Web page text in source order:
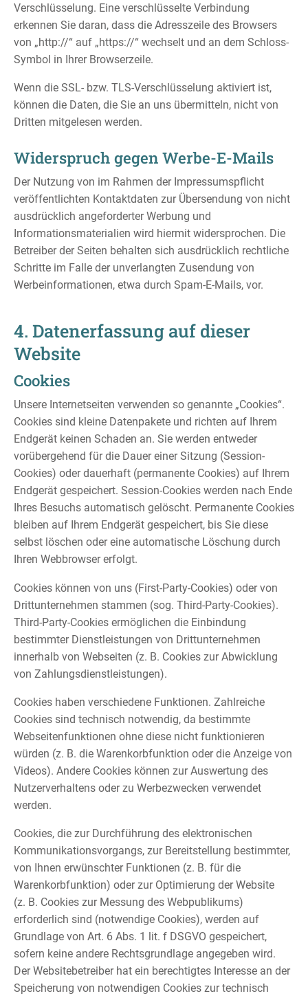
Verschlüsselung. Eine verschlüsselte Verbindung
erkennen Sie daran, dass die Adresszeile des Browsers
von „http://“ auf „https://“ wechselt und an dem Schloss-
Symbol in Ihrer Browserzeile.
Wenn die SSL- bzw. TLS-Verschlüsselung aktiviert ist,
können die Daten, die Sie an uns übermitteln, nicht von
Dritten mitgelesen werden.
Widerspruch gegen Werbe-E-Mails
Der Nutzung von im Rahmen der Impressumspflicht
veröffentlichten Kontaktdaten zur Übersendung von nicht
ausdrücklich angeforderter Werbung und
Informationsmaterialien wird hiermit widersprochen. Die
Betreiber der Seiten behalten sich ausdrücklich rechtliche
Schritte im Falle der unverlangten Zusendung von
Werbeinformationen, etwa durch Spam-E-Mails, vor.
4. Datenerfassung auf dieser
Website
Cookies
Unsere Internetseiten verwenden so genannte „Cookies“.
Cookies sind kleine Datenpakete und richten auf Ihrem
Endgerät keinen Schaden an. Sie werden entweder
vorübergehend für die Dauer einer Sitzung (Session-
Cookies) oder dauerhaft (permanente Cookies) auf Ihrem
Endgerät gespeichert. Session-Cookies werden nach Ende
Ihres Besuchs automatisch gelöscht. Permanente Cookies
bleiben auf Ihrem Endgerät gespeichert, bis Sie diese
selbst löschen oder eine automatische Löschung durch
Ihren Webbrowser erfolgt.
Cookies können von uns (First-Party-Cookies) oder von
Drittunternehmen stammen (sog. Third-Party-Cookies).
Third-Party-Cookies ermöglichen die Einbindung
bestimmter Dienstleistungen von Drittunternehmen
innerhalb von Webseiten (z. B. Cookies zur Abwicklung
von Zahlungsdienstleistungen).
Cookies haben verschiedene Funktionen. Zahlreiche
Cookies sind technisch notwendig, da bestimmte
Webseitenfunktionen ohne diese nicht funktionieren
würden (z. B. die Warenkorbfunktion oder die Anzeige von
Videos). Andere Cookies können zur Auswertung des
Nutzerverhaltens oder zu Werbezwecken verwendet
werden.
Cookies, die zur Durchführung des elektronischen
Kommunikationsvorgangs, zur Bereitstellung bestimmter,
von Ihnen erwünschter Funktionen (z. B. für die
Warenkorbfunktion) oder zur Optimierung der Website
(z. B. Cookies zur Messung des Webpublikums)
erforderlich sind (notwendige Cookies), werden auf
Grundlage von Art. 6 Abs. 1 lit. f DSGVO gespeichert,
sofern keine andere Rechtsgrundlage angegeben wird.
Der Websitebetreiber hat ein berechtigtes Interesse an der
Speicherung von notwendigen Cookies zur technisch